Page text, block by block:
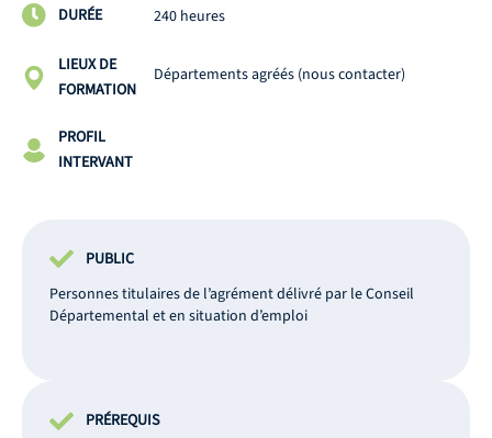
DURÉE 240 heures
LIEUX DE
FORMATION
Départements agréés (nous contacter)
PROFIL
INTERVANT
PUBLIC
Personnes titulaires de l’agrément délivré par le Conseil
Départemental et en situation d’emploi
PRÉREQUIS